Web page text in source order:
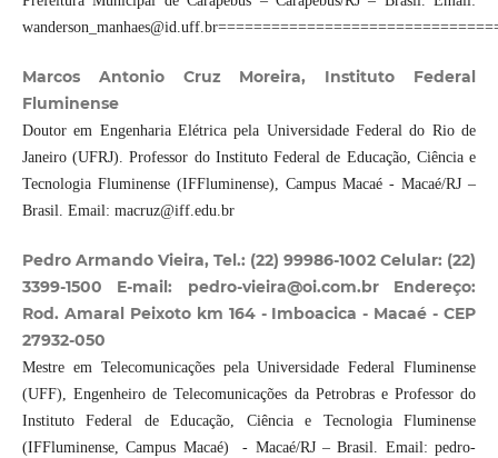
Marcos Antonio Cruz Moreira, Instituto Federal
Fluminense
Doutor em Engenharia Elétrica pela Universidade Federal do Rio de
Janeiro (UFRJ). Professor do Instituto Federal de Educação, Ciência e
Tecnologia Fluminense (IFFluminense), Campus Macaé - Macaé/RJ –
Brasil. Email: macruz@iff.edu.br
Pedro Armando Vieira, Tel.: (22) 99986-1002 Celular: (22)
3399-1500 E-mail: pedro-vieira@oi.com.br Endereço:
Rod. Amaral Peixoto km 164 - Imboacica - Macaé - CEP
27932-050
Mestre em Telecomunicações pela Universidade Federal Fluminense
(UFF), Engenheiro de Telecomunicações da Petrobras e Professor do
Instituto Federal de Educação, Ciência e Tecnologia Fluminense
(IFFluminense, Campus Macaé) - Macaé/RJ – Brasil. Email: pedro-